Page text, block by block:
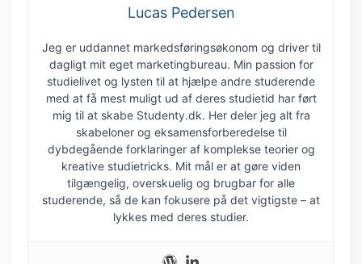
Lucas Pedersen
Jeg er uddannet markedsføringsøkonom og driver til
dagligt mit eget marketingbureau. Min passion for
studielivet og lysten til at hjælpe andre studerende
med at få mest muligt ud af deres studietid har ført
mig til at skabe Studenty.dk. Her deler jeg alt fra
skabeloner og eksamensforberedelse til
dybdegående forklaringer af komplekse teorier og
kreative studietricks. Mit mål er at gøre viden
tilgængelig, overskuelig og brugbar for alle
studerende, så de kan fokusere på det vigtigste – at
lykkes med deres studier.